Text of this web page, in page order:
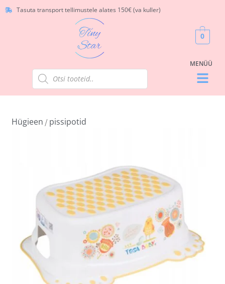
Tasuta transport tellimustele alates 150€ (va kuller)
0
Hügieen / pissipotid